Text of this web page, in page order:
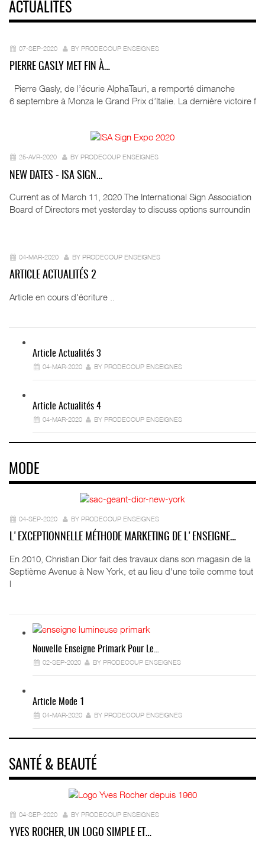
ACTUALITÉS
07-SEP-2020 BY PRODECOUP ENSEIGNES
PIERRE GASLY MET FIN À…
Pierre Gasly, de l’écurie AlphaTauri, a remporté dimanche
6 septembre à Monza le Grand Prix d’Italie. La dernière victoire f
25-AVR-2020 BY PRODECOUP ENSEIGNES
NEW DATES - ISA SIGN…
Current as of March 11, 2020 The International Sign Association
Board of Directors met yesterday to discuss options surroundin
04-MAR-2020 BY PRODECOUP ENSEIGNES
ARTICLE ACTUALITÉS 2
Article en cours d'écriture ..
Article Actualités 3
04-MAR-2020 BY PRODECOUP ENSEIGNES
Article Actualités 4
04-MAR-2020 BY PRODECOUP ENSEIGNES
MODE
04-SEP-2020 BY PRODECOUP ENSEIGNES
L'EXCEPTIONNELLE MÉTHODE MARKETING DE L'ENSEIGNE…
En 2010, Christian Dior fait des travaux dans son magasin de la
Septième Avenue à New York, et au lieu d'une toile comme tout
l
Nouvelle Enseigne Primark Pour Le…
02-SEP-2020 BY PRODECOUP ENSEIGNES
Article Mode 1
04-MAR-2020 BY PRODECOUP ENSEIGNES
SANTÉ & BEAUTÉ
04-SEP-2020 BY PRODECOUP ENSEIGNES
YVES ROCHER, UN LOGO SIMPLE ET…